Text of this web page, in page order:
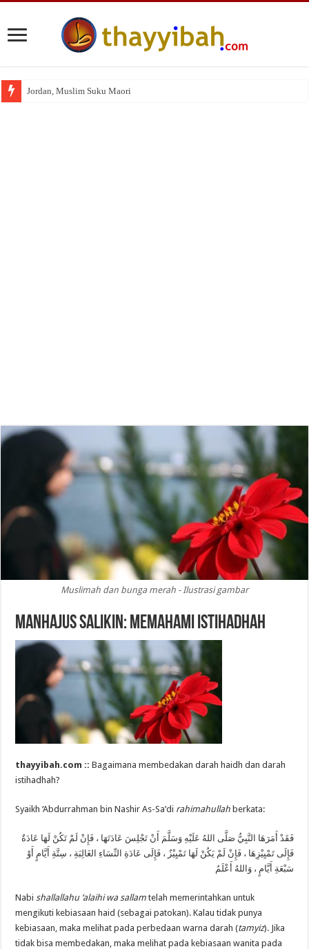
Jordan, Muslim Suku Maori
Muslimah dan bunga merah - Ilustrasi gambar
Manhajus Salikin: Memahami Istihadhah
thayyibah.com ::Bagaimana membedakan darah haidh dan darah
istihadhah?
Syaikh ‘Abdurrahman bin Nashir As-Sa’di rahimahullah berkata:
فَقَدْ أَمَرَهَا النَّبِيُّ صَلَّى اللهُ عَلَيْهِ وَسَلَّمَ أَنْ تَجْلِسَ عَادَتَهَا ، فَإِنْ لَمْ تَكُنْ لَهَا عَادَةٌ
فَإِلَى تَمْيِيْزِهَا ، فَإِنْ لَمْ يَكُنْ لَهَا تَمْيِيْزٌ ، فَإِلَى عَادَةِ النِّسَاءِ الغَالِبَةِ ، سِتَّةِ أَيَّامٍ أَوْ
سَبْعَةِ أَيَّامٍ ، وَاللهُ أَعْلَمُ
Nabi shallallahu ‘alaihi wa sallamtelah memerintahkan untuk
mengikuti kebiasaan haid (sebagai patokan). Kalau tidak punya
kebiasaan, maka melihat pada perbedaan warna darah (tamyiz). Jika
tidak bisa membedakan, maka melihat pada kebiasaan wanita pada